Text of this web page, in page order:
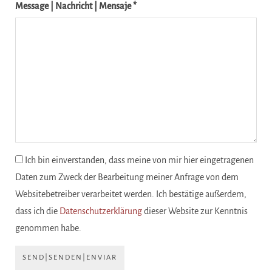
Message | Nachricht | Mensaje *
Ich bin einverstanden, dass meine von mir hier eingetragenen
Daten zum Zweck der Bearbeitung meiner Anfrage von dem
Websitebetreiber verarbeitet werden. Ich bestätige außerdem,
dass ich die Datenschutzerklärungdieser Website zur Kenntnis
genommen habe.
SEND|SENDEN|ENVIAR